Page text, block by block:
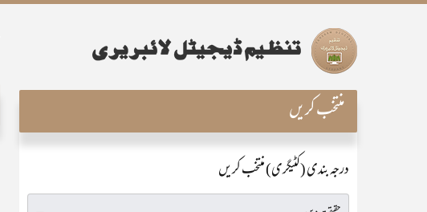
منتخب کریں
درجہ بندی (کٹیگری) منتخب کریں